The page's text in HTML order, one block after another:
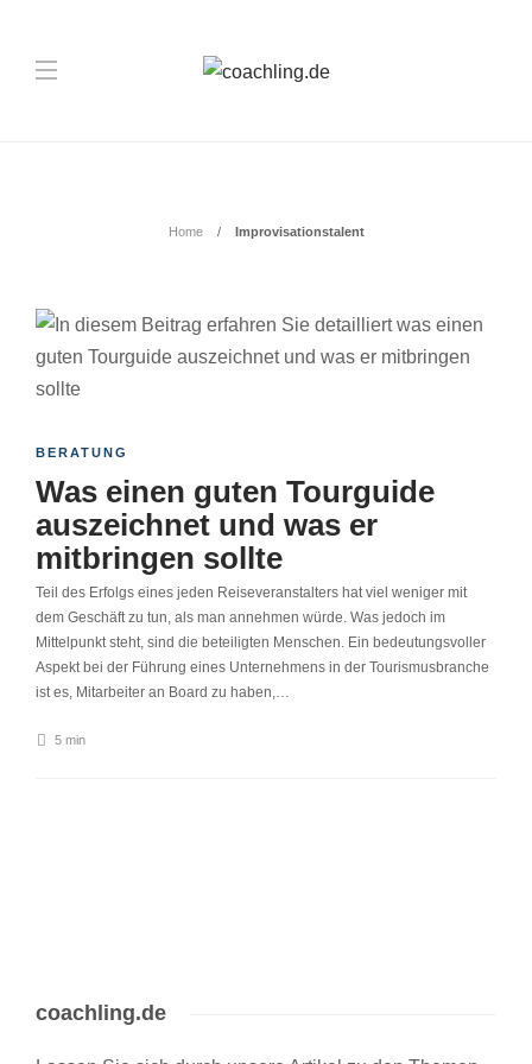
Home Improvisationstalent
BERATUNG
Was einen guten Tourguide
auszeichnet und was er
mitbringen sollte
Teil des Erfolgs eines jeden Reiseveranstalters hat viel weniger mit
dem Geschäft zu tun, als man annehmen würde. Was jedoch im
Mittelpunkt steht, sind die beteiligten Menschen. Ein bedeutungsvoller
Aspekt bei der Führung eines Unternehmens in der Tourismusbranche
ist es, Mitarbeiter an Board zu haben,…
5 min
coachling.de